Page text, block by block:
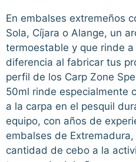
En embalses extremeños
Sola, Cíjara o Alange, un
termoestable y que rinde
diferencia al fabricar tus
perfil de los Carp Zone
50ml rinde especialmente
a la carpa en el pesquil
equipo, con años de
embalses de
cantidad de cebo a la